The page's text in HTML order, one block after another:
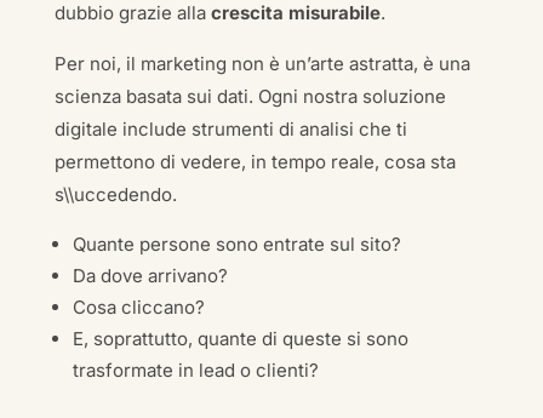
dubbio grazie alla crescita misurabile.
Per noi, il marketing non è un’arte astratta, è una
scienza basata sui dati. Ogni nostra soluzione
digitale include strumenti di analisi che ti
permettono di vedere, in tempo reale, cosa sta
s\\uccedendo.
Quante persone sono entrate sul sito?
Da dove arrivano?
Cosa cliccano?
E, soprattutto, quante di queste si sono
trasformate in lead o clienti?